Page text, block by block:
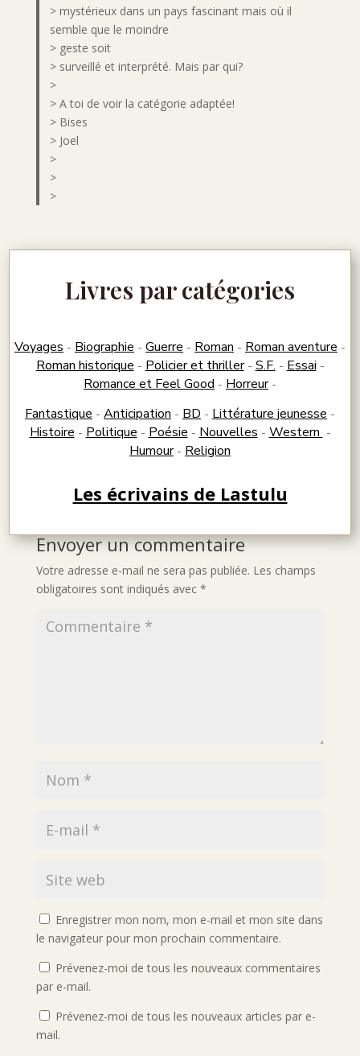
> mystérieux dans un pays fascinant mais où il
semble que le moindre
> geste soit
> surveillé et interprété. Mais par qui?
>
> A toi de voir la catégorie adaptée!
> Bises
> Joel
>
>
>
Livres par catégories
Voyages - Biographie - Guerre - Roman - Roman aventure -
Roman historique - Policier et thriller- S.F. - Essai -
Romance et Feel Good - Horreur-
Fantastique - Anticipation - BD - Littérature jeunesse -
Histoire - Politique - Poésie - Nouvelles - Western -
Humour- Religion
Les écrivains de Lastulu
Envoyer un commentaire
Votre adresse e-mail ne sera pas publiée. Les champs
obligatoires sont indiqués avec *
Enregistrer mon nom, mon e-mail et mon site dans
le navigateur pour mon prochain commentaire.
Prévenez-moi de tous les nouveaux commentaires
par e-mail.
Prévenez-moi de tous les nouveaux articles par e-
mail.